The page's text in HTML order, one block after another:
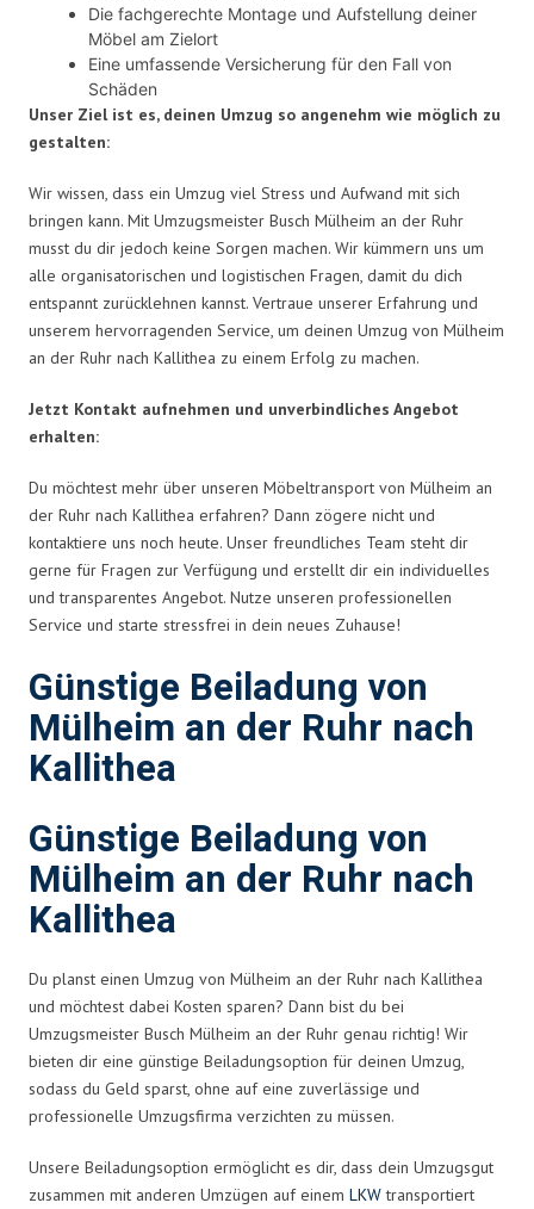
Die fachgerechte Montage und Aufstellung deiner
Möbel am Zielort
Eine umfassende Versicherung für den Fall von
Schäden
Unser Ziel ist es, deinen Umzug so angenehm wie möglich zu
gestalten:
Wir wissen, dass ein Umzug viel Stress und Aufwand mit sich
bringen kann. Mit Umzugsmeister Busch Mülheim an der Ruhr
musst du dir jedoch keine Sorgen machen. Wir kümmern uns um
alle organisatorischen und logistischen Fragen, damit du dich
entspannt zurücklehnen kannst. Vertraue unserer Erfahrung und
unserem hervorragenden Service, um deinen Umzug von Mülheim
an der Ruhr nach Kallithea zu einem Erfolg zu machen.
Jetzt Kontakt aufnehmen und unverbindliches Angebot
erhalten:
Du möchtest mehr über unseren Möbeltransport von Mülheim an
der Ruhr nach Kallithea erfahren? Dann zögere nicht und
kontaktiere uns noch heute. Unser freundliches Team steht dir
gerne für Fragen zur Verfügung und erstellt dir ein individuelles
und transparentes Angebot. Nutze unseren professionellen
Service und starte stressfrei in dein neues Zuhause!
Günstige Beiladung von
Mülheim an der Ruhr nach
Kallithea
Günstige Beiladung von
Mülheim an der Ruhr nach
Kallithea
Du planst einen Umzug von Mülheim an der Ruhr nach Kallithea
und möchtest dabei Kosten sparen? Dann bist du bei
Umzugsmeister Busch Mülheim an der Ruhr genau richtig! Wir
bieten dir eine günstige Beiladungsoption für deinen Umzug,
sodass du Geld sparst, ohne auf eine zuverlässige und
professionelle Umzugsfirma verzichten zu müssen.
Unsere Beiladungsoption ermöglicht es dir, dass dein Umzugsgut
zusammen mit anderen Umzügen auf einem LKWtransportiert